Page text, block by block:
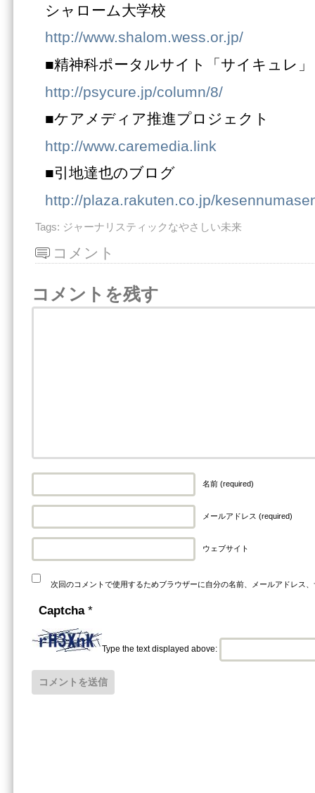
シャローム大学校
http://www.shalom.wess.or.jp/
■精神科ポータルサイト「サイキュレ
http://psycure.jp/column/8/
■ケアメディア推進プロジェクト
http://www.caremedia.link
■引地達也のブログ
http://plaza.rakuten.co.jp/
Tags: ジャーナリスティックなやさしい未来
コメント
コメントを残す
名前 (required)
メールアドレス (required)
ウェブサイト
次回のコメントで使用するためブラウザーに自分の名前、メールアドレス
Captcha *
Type the text displayed above: